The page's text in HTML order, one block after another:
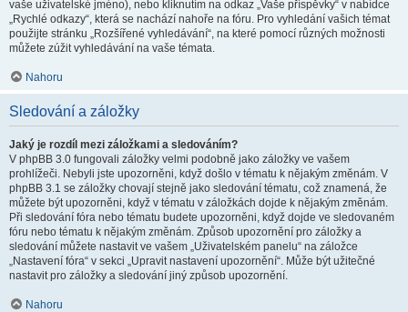
vaše uživatelské jméno), nebo kliknutím na odkaz „Vaše příspěvky“ v nabídce
„Rychlé odkazy“, která se nachází nahoře na fóru. Pro vyhledání vašich témat
použijte stránku „Rozšířené vyhledávání“, na které pomocí různých možnosti
můžete zúžit vyhledávání na vaše témata.
Nahoru
Sledování a záložky
Jaký je rozdíl mezi záložkami a sledováním?
V phpBB 3.0 fungovali záložky velmi podobně jako záložky ve vašem
prohlížeči. Nebyli jste upozorněni, když došlo v tématu k nějakým změnám. V
phpBB 3.1 se záložky chovají stejně jako sledování tématu, což znamená, že
můžete být upozorněni, když v tématu v záložkách dojde k nějakým změnám.
Při sledování fóra nebo tématu budete upozorněni, když dojde ve sledovaném
fóru nebo tématu k nějakým změnám. Způsob upozornění pro záložky a
sledování můžete nastavit ve vašem „Uživatelském panelu“ na záložce
„Nastavení fóra“ v sekci „Upravit nastavení upozornění“. Může být užitečné
nastavit pro záložky a sledování jiný způsob upozornění.
Nahoru